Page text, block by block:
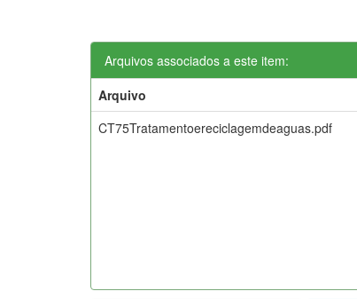
Arquivos associados a este item:
Arquivo
CT75Tratamentoereciclagemdeaguas.pdf